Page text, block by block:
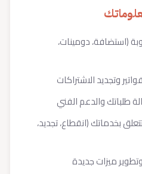
(استضافة، دومينات،
وتجديد الاشتراكات
طلباتك والدعم الفني
بخدماتك (انقطاع، تجديد،
ميزات جديدة